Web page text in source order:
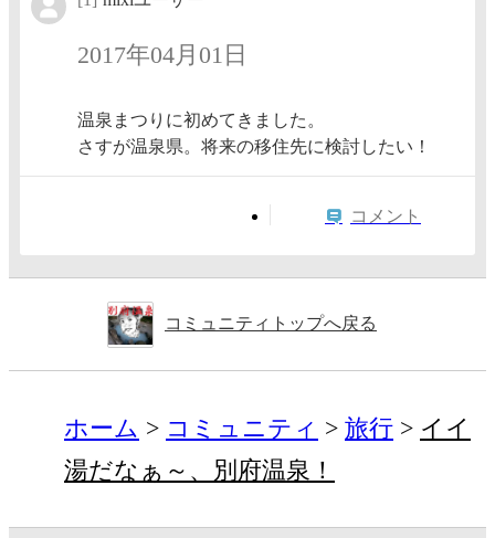
2017年04月01日
温泉まつりに初めてきました。
さすが温泉県。将来の移住先に検討したい！
コメント
コミュニティトップへ戻る
ホーム コミュニティ 旅行
イイ
湯だなぁ～、別府温泉！